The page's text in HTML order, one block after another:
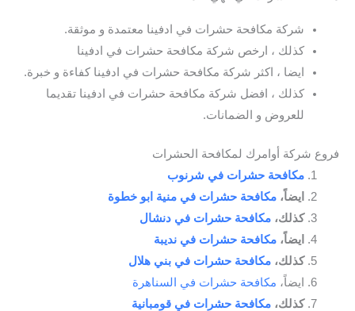
شركة مكافحة حشرات في ادفينا معتمدة و موثقة.
كذلك ، ارخص شركة مكافحة حشرات في ادفينا
ايضا ، اكثر شركة مكافحة حشرات في ادفينا كفاءة و خبرة.
كذلك ، افضل شركة مكافحة حشرات في ادفينا تقديما
للعروض و الضمانات.
فروع شركة أوامرك لمكافحة الحشرات
مكافحة حشرات في شرنوب
ايضاً، مكافحة حشرات في منية ابو خطوة
كذلك، مكافحة حشرات في دنشال
ايضاً، مكافحة حشرات في نديبة
كذلك، مكافحة حشرات في بني هلال
ايضاً، مكافحة حشرات في السناهرة
كذلك، مكافحة حشرات في قومبانية